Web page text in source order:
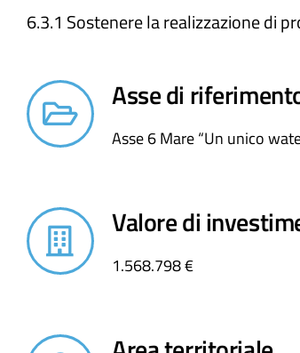
6.3.1 Sostenere la realizzazione di
Asse di
Asse 6 Mare “Un unico
Valore di
1.568.798 €